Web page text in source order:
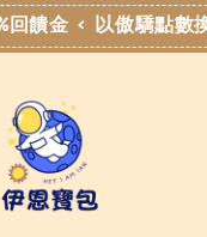
回饋金 < 以傲驕點數